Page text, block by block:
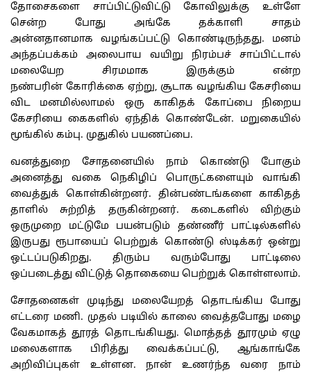
தோசைகளை
சாப்பிட்டுவிட்டு கோவிலுக்கு
உள்ளே
சென்ற
போது அங்கே தக்காளி
சாதம்
அன்னதானமாக
வழங்கப்பட்டு கொண்டிருந்தது. மனம்
அந்தப்பக்கம்
அலைபாய வயிறு நிரம்பச்
சாப்பிட்டால்
மலையேற
சிரமமாக இருக்கும்
என்ற
நண்பரின் கோரிக்கை ஏற்று, சூடாக வழங்கிய கேசரியை
விட
மனமில்லாமல் ஒரு காகிதக் கோப்பை
நிறைய
கேசரியை கைகளில் ஏந்திக் கொண்டேன். மறுகையில்
மூங்கில் கம்பு. முதுகில் பயணப்பை.
வனத்துறை சோதனையில் நாம் கொண்டு
போகும்
அனைத்து
வகை நெகிழிப் பொருட்களையும்
வாங்கி
வைத்துக்
கொள்கின்றனர். தின்பண்டங்களை காகிதத்
தாளில்
சுற்றித் தருகின்றனர். கடைகளில்
விற்கும்
ஒருமுறை
மட்டுமே பயன்படும் தண்ணீர்
பாட்டில்களில்
இருபது ரூபாயைப் பெற்றுக் கொண்டு ஸ்டிக்கர் ஒன்று
ஒட்டப்படுகிறது. திரும்ப வரும்போது
பாட்டிலை
ஒப்படைத்து விட்டுத் தொகையை பெற்றுக் கொள்ளலாம்.
சோதனைகள் முடிந்து மலையேறத் தொடங்கிய
போது
எட்டரை மணி. முதல் படியில் காலை வைத்தபோது மழை
வேகமாகத் தூரத் தொடங்கியது.மொத்தத் தூரமும் ஏழு
மலைகளாக
பிரித்து வைக்கப்பட்டு, ஆங்காங்கே
அறிவிப்புகள்
உள்ளன. நான் உணர்ந்த வரை நாம்